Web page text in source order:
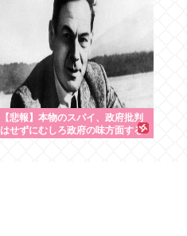
【悲報】本物のスパイ、政府批判
はせずにむしろ政府の味方面する